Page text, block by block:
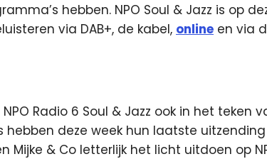
hebben. NPO Soul & Jazz is op
via DAB+, de kabel, online en via
Radio 6 Soul & Jazz ook in het teken
hebben deze week hun laatste
Mijke & Co letterlijk het licht uitdoen op